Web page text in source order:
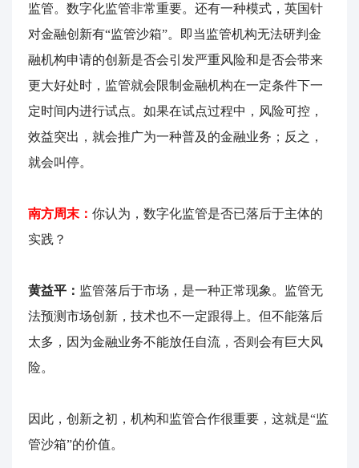
监管。数字化监管非常重要。还有一种模式，英国针
对金融创新有“监管沙箱”。即当监管机构无法研判金
融机构申请的创新是否会引发严重风险和是否会带来
更大好处时，监管就会限制金融机构在一定条件下一
定时间内进行试点。如果在试点过程中，风险可控，
效益突出，就会推广为一种普及的金融业务；反之，
就会叫停。
南方周末： 你认为，数字化监管是否已落后于主体的
实践？
黄益平： 监管落后于市场，是一种正常现象。监管无
法预测市场创新，技术也不一定跟得上。但不能落后
太多，因为金融业务不能放任自流，否则会有巨大风
险。
因此，创新之初，机构和监管合作很重要，这就是“监
管沙箱”的价值。